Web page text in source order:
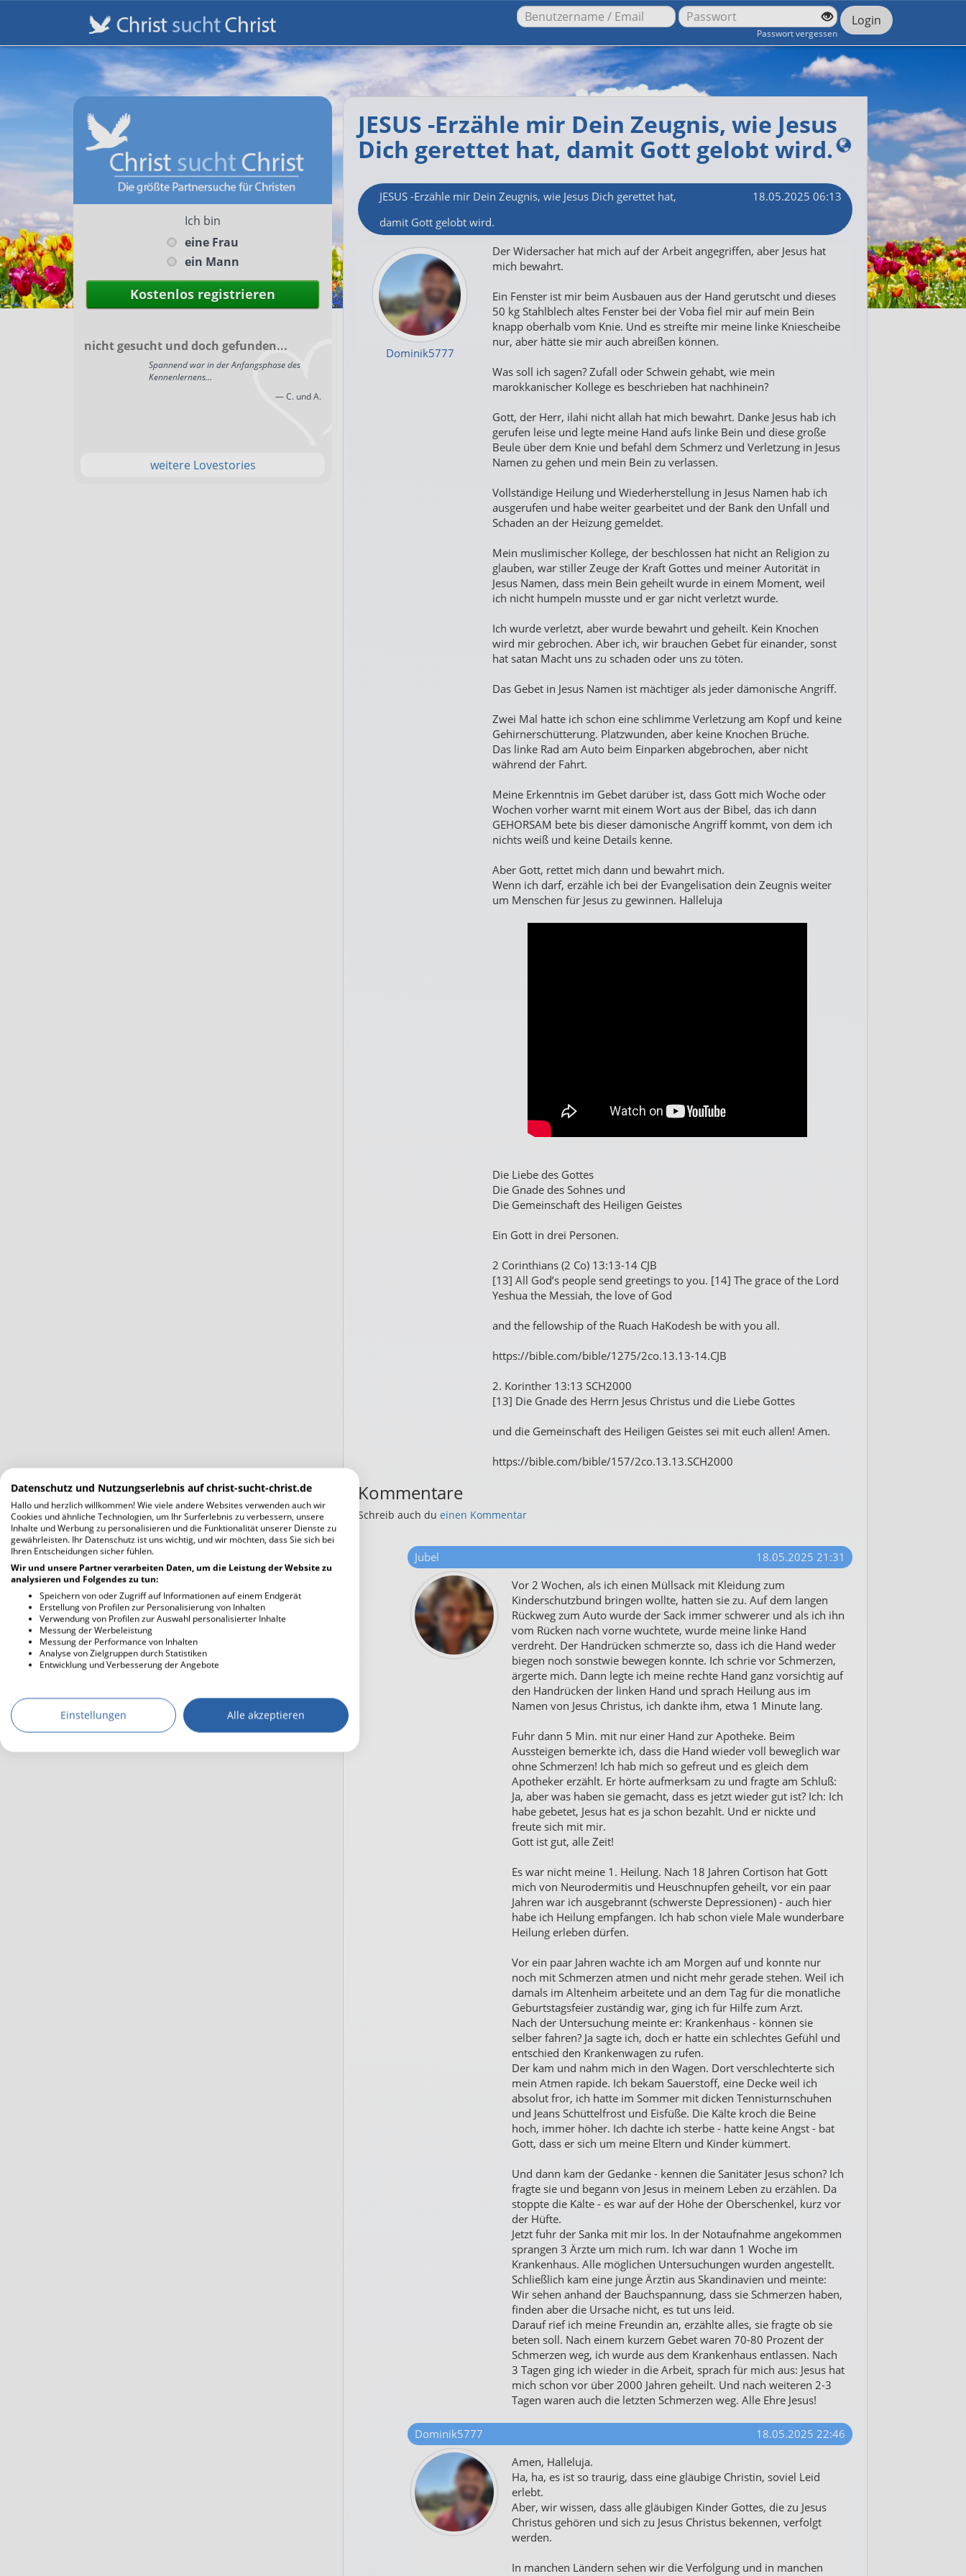
Passwort vergessen
Login
Ich bin
eine Frau
ein Mann
Kostenlos registrieren
nicht gesucht und doch gefunden...
Spannend war in der Anfangsphase des
Kennenlernens...
— C. und A.
weitere Lovestories
JESUS -Erzähle mir Dein Zeugnis, wie Jesus
Dich gerettet hat, damit Gott gelobt wird.
JESUS -Erzähle mir Dein Zeugnis, wie Jesus Dich gerettet hat,
damit Gott gelobt wird.
18.05.2025 06:13
Dominik5777
Der Widersacher hat mich auf der Arbeit angegriffen, aber Jesus hat
mich bewahrt.
Ein Fenster ist mir beim Ausbauen aus der Hand gerutscht und dieses
50 kg Stahlblech altes Fenster bei der Voba fiel mir auf mein Bein
knapp oberhalb vom Knie. Und es streifte mir meine linke Kniescheibe
nur, aber hätte sie mir auch abreißen können.
Was soll ich sagen? Zufall oder Schwein gehabt, wie mein
marokkanischer Kollege es beschrieben hat nachhinein?
Gott, der Herr, ilahi nicht allah hat mich bewahrt. Danke Jesus hab ich
gerufen leise und legte meine Hand aufs linke Bein und diese große
Beule über dem Knie und befahl dem Schmerz und Verletzung in Jesus
Namen zu gehen und mein Bein zu verlassen.
Vollständige Heilung und Wiederherstellung in Jesus Namen hab ich
ausgerufen und habe weiter gearbeitet und der Bank den Unfall und
Schaden an der Heizung gemeldet.
Mein muslimischer Kollege, der beschlossen hat nicht an Religion zu
glauben, war stiller Zeuge der Kraft Gottes und meiner Autorität in
Jesus Namen, dass mein Bein geheilt wurde in einem Moment, weil
ich nicht humpeln musste und er gar nicht verletzt wurde.
Ich wurde verletzt, aber wurde bewahrt und geheilt. Kein Knochen
wird mir gebrochen. Aber ich, wir brauchen Gebet für einander, sonst
hat satan Macht uns zu schaden oder uns zu töten.
Das Gebet in Jesus Namen ist mächtiger als jeder dämonische Angriff.
Zwei Mal hatte ich schon eine schlimme Verletzung am Kopf und keine
Gehirnerschütterung. Platzwunden, aber keine Knochen Brüche.
Das linke Rad am Auto beim Einparken abgebrochen, aber nicht
während der Fahrt.
Meine Erkenntnis im Gebet darüber ist, dass Gott mich Woche oder
Wochen vorher warnt mit einem Wort aus der Bibel, das ich dann
GEHORSAM bete bis dieser dämonische Angriff kommt, von dem ich
nichts weiß und keine Details kenne.
Aber Gott, rettet mich dann und bewahrt mich.
Wenn ich darf, erzähle ich bei der Evangelisation dein Zeugnis weiter
um Menschen für Jesus zu gewinnen. Halleluja
Die Liebe des Gottes
Die Gnade des Sohnes und
Die Gemeinschaft des Heiligen Geistes
Ein Gott in drei Personen.
2 Corinthians (2 Co) 13:13-14 CJB
[13] All God’s people send greetings to you. [14] The grace of the Lord
Yeshua the Messiah, the love of God
and the fellowship of the Ruach HaKodesh be with you all.
https://bible.com/bible/1275/2co.13.13-14.CJB
2. Korinther 13:13 SCH2000
[13] Die Gnade des Herrn Jesus Christus und die Liebe Gottes
und die Gemeinschaft des Heiligen Geistes sei mit euch allen! Amen.
https://bible.com/bible/157/2co.13.13.SCH2000
Kommentare
Schreib auch du einen Kommentar
Jubel
18.05.2025 21:31
Vor 2 Wochen, als ich einen Müllsack mit Kleidung zum
Kinderschutzbund bringen wollte, hatten sie zu. Auf dem langen
Rückweg zum Auto wurde der Sack immer schwerer und als ich ihn
vom Rücken nach vorne wuchtete, wurde meine linke Hand
verdreht. Der Handrücken schmerzte so, dass ich die Hand weder
biegen noch sonstwie bewegen konnte. Ich schrie vor Schmerzen,
ärgerte mich. Dann legte ich meine rechte Hand ganz vorsichtig auf
den Handrücken der linken Hand und sprach Heilung aus im
Namen von Jesus Christus, ich dankte ihm, etwa 1 Minute lang.
Fuhr dann 5 Min. mit nur einer Hand zur Apotheke. Beim
Aussteigen bemerkte ich, dass die Hand wieder voll beweglich war
ohne Schmerzen! Ich hab mich so gefreut und es gleich dem
Apotheker erzählt. Er hörte aufmerksam zu und fragte am Schluß:
Ja, aber was haben sie gemacht, dass es jetzt wieder gut ist? Ich: Ich
habe gebetet, Jesus hat es ja schon bezahlt. Und er nickte und
freute sich mit mir.
Gott ist gut, alle Zeit!
Es war nicht meine 1. Heilung. Nach 18 Jahren Cortison hat Gott
mich von Neurodermitis und Heuschnupfen geheilt, vor ein paar
Jahren war ich ausgebrannt (schwerste Depressionen) - auch hier
habe ich Heilung empfangen. Ich hab schon viele Male wunderbare
Heilung erleben dürfen.
Vor ein paar Jahren wachte ich am Morgen auf und konnte nur
noch mit Schmerzen atmen und nicht mehr gerade stehen. Weil ich
damals im Altenheim arbeitete und an dem Tag für die monatliche
Geburtstagsfeier zuständig war, ging ich für Hilfe zum Arzt.
Nach der Untersuchung meinte er: Krankenhaus - können sie
selber fahren? Ja sagte ich, doch er hatte ein schlechtes Gefühl und
entschied den Krankenwagen zu rufen.
Der kam und nahm mich in den Wagen. Dort verschlechterte sich
mein Atmen rapide. Ich bekam Sauerstoff, eine Decke weil ich
absolut fror, ich hatte im Sommer mit dicken Tennisturnschuhen
und Jeans Schüttelfrost und Eisfüße. Die Kälte kroch die Beine
hoch, immer höher. Ich dachte ich sterbe - hatte keine Angst - bat
Gott, dass er sich um meine Eltern und Kinder kümmert.
Und dann kam der Gedanke - kennen die Sanitäter Jesus schon? Ich
fragte sie und begann von Jesus in meinem Leben zu erzählen. Da
stoppte die Kälte - es war auf der Höhe der Oberschenkel, kurz vor
der Hüfte.
Jetzt fuhr der Sanka mit mir los. In der Notaufnahme angekommen
sprangen 3 Ärzte um mich rum. Ich war dann 1 Woche im
Krankenhaus. Alle möglichen Untersuchungen wurden angestellt.
Schließlich kam eine junge Ärztin aus Skandinavien und meinte:
Wir sehen anhand der Bauchspannung, dass sie Schmerzen haben,
finden aber die Ursache nicht, es tut uns leid.
Darauf rief ich meine Freundin an, erzählte alles, sie fragte ob sie
beten soll. Nach einem kurzem Gebet waren 70-80 Prozent der
Schmerzen weg, ich wurde aus dem Krankenhaus entlassen. Nach
3 Tagen ging ich wieder in die Arbeit, sprach für mich aus: Jesus hat
mich schon vor über 2000 Jahren geheilt. Und nach weiteren 2-3
Tagen waren auch die letzten Schmerzen weg. Alle Ehre Jesus!
Dominik5777
18.05.2025 22:46
Amen, Halleluja.
Ha, ha, es ist so traurig, dass eine gläubige Christin, soviel Leid
erlebt.
Aber, wir wissen, dass alle gläubigen Kinder Gottes, die zu Jesus
Christus gehören und sich zu Jesus Christus bekennen, verfolgt
werden.
In manchen Ländern sehen wir die Verfolgung und in manchen
Datenschutz und Nutzungserlebnis auf christ-sucht-christ.de
Hallo und herzlich willkommen! Wie viele andere Websites verwenden auch wir
Cookies und ähnliche Technologien, um Ihr Surferlebnis zu verbessern, unsere
Inhalte und Werbung zu personalisieren und die Funktionalität unserer Dienste zu
gewährleisten. Ihr Datenschutz ist uns wichtig, und wir möchten, dass Sie sich bei
Ihren Entscheidungen sicher fühlen.
Wir und unsere Partner verarbeiten Daten, um die Leistung der Website zu
analysieren und Folgendes zu tun:
Speichern von oder Zugriff auf Informationen auf einem Endgerät
Erstellung von Profilen zur Personalisierung von Inhalten
Verwendung von Profilen zur Auswahl personalisierter Inhalte
Messung der Werbeleistung
Messung der Performance von Inhalten
Analyse von Zielgruppen durch Statistiken
Entwicklung und Verbesserung der Angebote
Einstellungen Alle akzeptieren